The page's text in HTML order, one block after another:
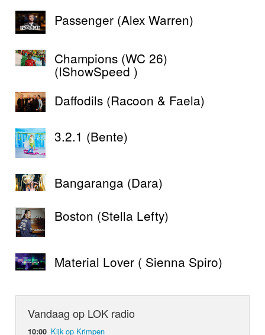
Passenger (Alex Warren)
Champions (WC 26)
(IShowSpeed )
Daffodils (Racoon & Faela)
3.2.1 (Bente)
Bangaranga (Dara)
Boston (Stella Lefty)
Material Lover ( Sienna Spiro)
Vandaag op LOK radio
10:00 Kijk op Krimpen